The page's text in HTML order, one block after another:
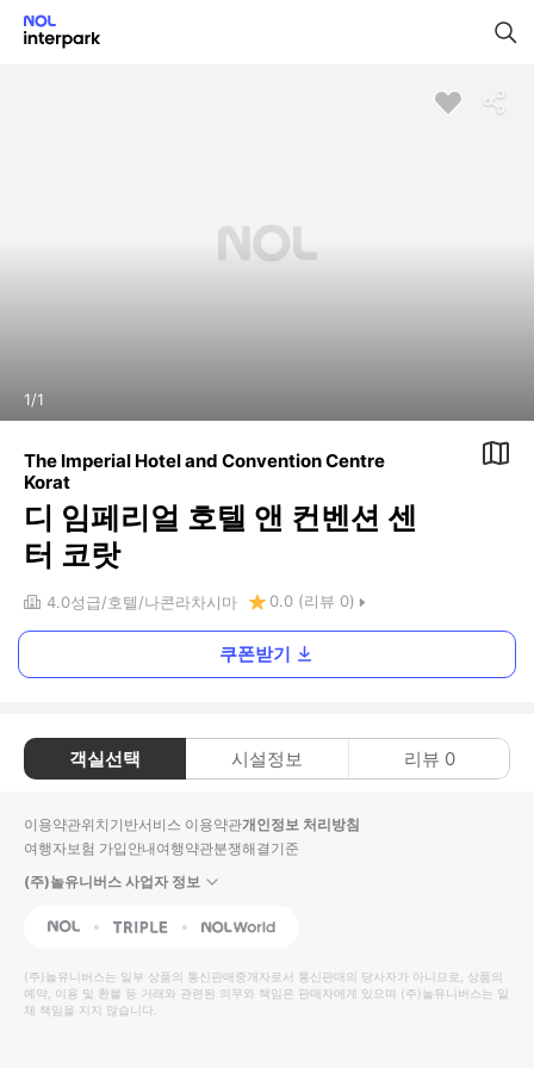
1/1
The Imperial Hotel and Convention Centre
Korat
디 임페리얼 호텔 앤 컨벤션 센
터 코랏
4.0성급 호텔 나콘라차시마 0.0 (리뷰 0)
쿠폰받기
객실선택 시설정보 리뷰 0
이용약관위치기반서비스 이용약관개인정보 처리방침
여행자보험 가입안내여행약관분쟁해결기준
(주)놀유니버스 사업자 정보
NOL Triple Interpark Global
(주)놀유니버스는 일부 상품의 통신판매중개자로서 통신판매의 당사자가 아니므로, 상품의
예약, 이용 및 환불 등 거래와 관련된 의무와 책임은 판매자에게 있으며 (주)놀유니버스는 일
체 책임을 지지 않습니다.